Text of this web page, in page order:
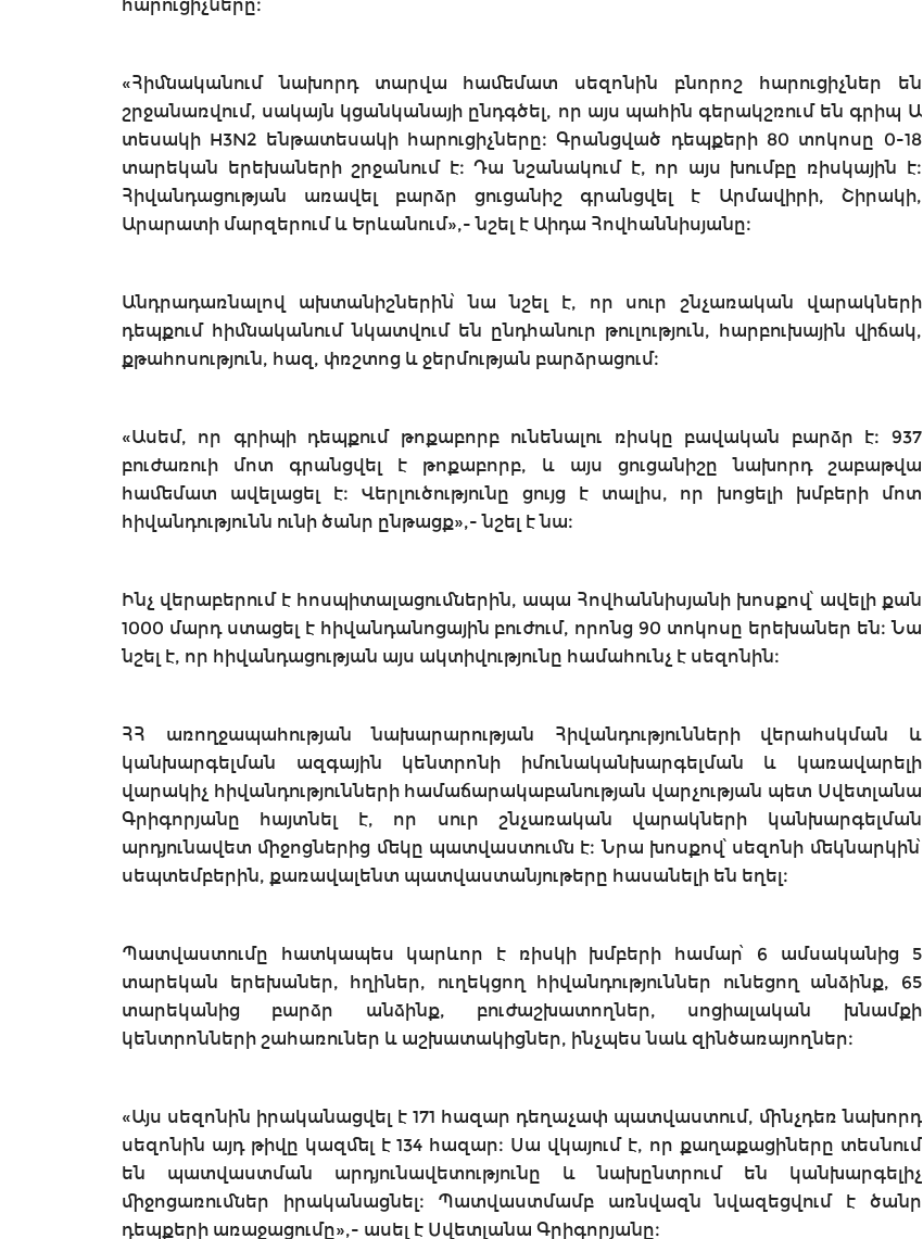
հարուցիչները։
«Հիմնականում նախորդ տարվա համեմատ սեզոնին բնորոշ հարուցիչներ են
շրջանառվում, սակայն կցանկանայի ընդգծել, որ այս պահին գերակշռում են գրիպ Ա
տեսակի H3N2 ենթատեսակի հարուցիչները։ Գրանցված դեպքերի 80 տոկոսը 0-18
տարեկան երեխաների շրջանում է։ Դա նշանակում է, որ այս խումբը ռիսկային է։
Հիվանդացության առավել բարձր ցուցանիշ գրանցվել է Արմավիրի, Շիրակի,
Արարատի մարզերում և Երևանում»,- նշել է Աիդա Հովհաննիսյանը։
Անդրադառնալով ախտանիշներին՝ նա նշել է, որ սուր շնչառական վարակների
դեպքում հիմնականում նկատվում են ընդհանուր թուլություն, հարբուխային վիճակ,
քթահոսություն, հազ, փռշտոց և ջերմության բարձրացում։
«Ասեմ, որ գրիպի դեպքում թոքաբորբ ունենալու ռիսկը բավական բարձր է։ 937
բուժառուի մոտ գրանցվել է թոքաբորբ, և այս ցուցանիշը նախորդ շաբաթվա
համեմատ ավելացել է։ Վերլուծությունը ցույց է տալիս, որ խոցելի խմբերի մոտ
հիվանդությունն ունի ծանր ընթացք»,- նշել է նա։
Ինչ վերաբերում է հոսպիտալացումներին, ապա Հովհաննիսյանի խոսքով՝ ավելի քան
1000 մարդ ստացել է հիվանդանոցային բուժում, որոնց 90 տոկոսը երեխաներ են։ Նա
նշել է, որ հիվանդացության այս ակտիվությունը համահունչ է սեզոնին։
ՀՀ առողջապահության նախարարության Հիվանդությունների վերահսկման և
կանխարգելման ազգային կենտրոնի իմունականխարգելման և կառավարելի
վարակիչ հիվանդությունների համաճարակաբանության վարչության պետ Սվետլանա
Գրիգորյանը հայտնել է, որ սուր շնչառական վարակների կանխարգելման
արդյունավետ միջոցներից մեկը պատվաստումն է։ Նրա խոսքով՝ սեզոնի մեկնարկին՝
սեպտեմբերին, քառավալենտ պատվաստանյութերը հասանելի են եղել։
Պատվաստումը հատկապես կարևոր է ռիսկի խմբերի համար՝ 6 ամսականից 5
տարեկան երեխաներ, հղիներ, ուղեկցող հիվանդություններ ունեցող անձինք, 65
տարեկանից բարձր անձինք, բուժաշխատողներ, սոցիալական խնամքի
կենտրոնների շահառուներ և աշխատակիցներ, ինչպես նաև զինծառայողներ։
«Այս սեզոնին իրականացվել է 171 հազար դեղաչափ պատվաստում, մինչդեռ նախորդ
սեզոնին այդ թիվը կազմել է 134 հազար։ Սա վկայում է, որ քաղաքացիները տեսնում
են պատվաստման արդյունավետությունը և նախընտրում են կանխարգելիչ
միջոցառումներ իրականացնել։ Պատվաստմամբ առնվազն նվազեցվում է ծանր
դեպքերի առաջացումը»,- ասել է Սվետլանա Գրիգորյանը։